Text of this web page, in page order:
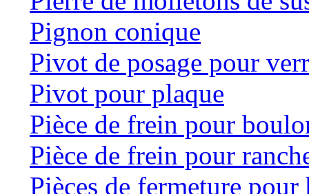
Pignon conique
Pivot de posage pour
Pivot pour plaque
Pièce de frein pour
Pièce de frein pour
Pièces de fermeture